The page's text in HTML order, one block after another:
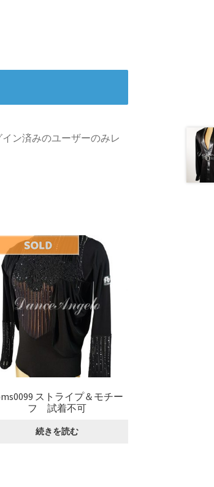
ン済みのユーザーのみレ
ストライプ＆モチー
フ 試着不可
続きを読む